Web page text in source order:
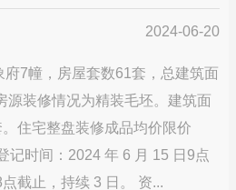
2024-06-20
7幢，房屋套数61套，总建筑面
源装修情况为精装毛坯。建筑面
住宅整盘装修成品均价限价
记时间：2024 年 6 月 15 日9点
截止，持续 3 日。 资...